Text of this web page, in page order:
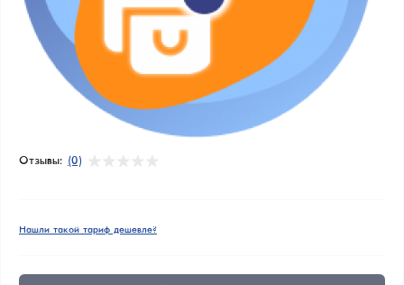
Отзывы: (0)
Нашли такой тариф дешевле?